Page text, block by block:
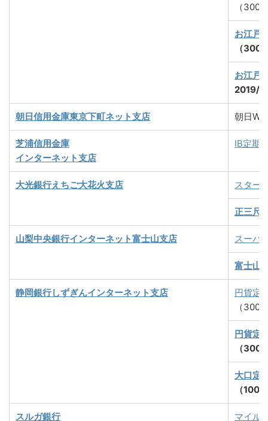
（300
お江戸
（300
お江戸
2019/
朝日信用金庫東京下町ネット支店 朝日
芝浦信用金庫
インターネット支店
IB定期
大光銀行えちご大花火支店 スター
正三尺
山梨中央銀行インターネット富士山支店 スーパ
富士山
静岡銀行しずぎんインターネット支店
円貨定
（300
円貨定
（300
大口定
（
スルガ銀行 マイル